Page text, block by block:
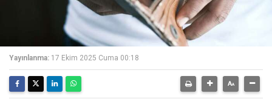
Yayınlanma: 17 Ekim 2025 Cuma 00:18